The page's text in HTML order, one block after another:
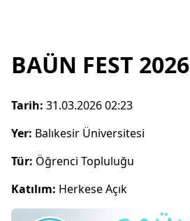
BAÜN FEST 2026
Tarih: 31.03.2026 02:23
Yer: Balıkesir Üniversitesi
Tür: Öğrenci Topluluğu
Katılım: Herkese Açık